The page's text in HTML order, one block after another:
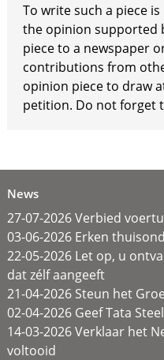
To write such a piece
the opinion supported
piece to a newspaper
contributions from
opinion piece to draw
petition. Do not forget
News
27-07-2026 Verbied
03-06-2026 Erken
22-05-2026 Let op, u
dat zélf aangeeft
21-04-2026 Steun het
02-04-2026 Geef Tata
14-03-2026 Verklaar het
voltooid